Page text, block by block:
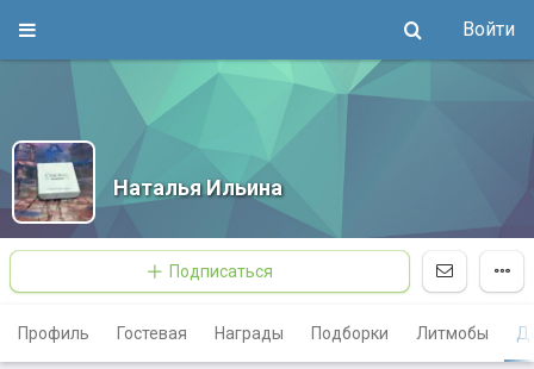
Войти
Наталья Ильина
Подписаться
Профиль Гостевая Награды Подборки Литмобы